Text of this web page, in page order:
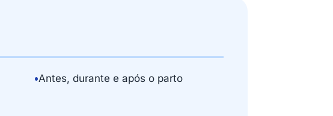
•Antes, durante e após o parto